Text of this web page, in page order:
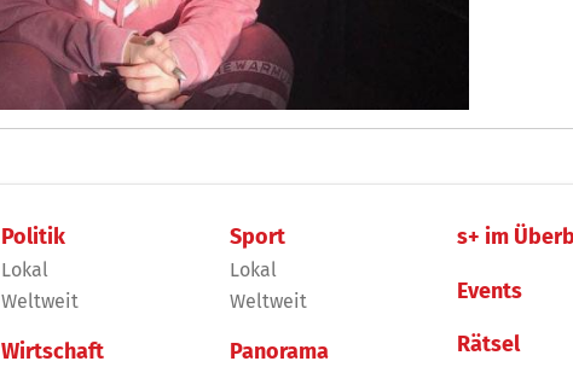
Politik
Lokal
Weltweit
Wirtschaft
Sport
Lokal
Weltweit
Panorama
s+ im
Events
Rätsel